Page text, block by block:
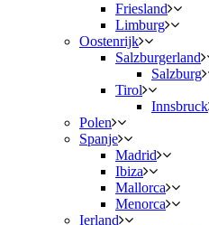
Friesland
Limburg
Oostenrijk
Salzburgerland
Salzburg
Tirol
Innsbruck
Polen
Spanje
Madrid
Ibiza
Mallorca
Menorca
Ierland